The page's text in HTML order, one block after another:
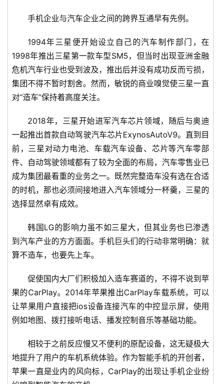
新
商
5
G
手机企业与汽车企业之间的跨界互通早有先例。
1994年三星便开始设立自己的汽车制作部门，在
1998年推出三星第一款车型SM5，但当时出现亚洲金融
危机汽车行业也受到波及，推出后并没有成功反而亏损，
集团不得不暂时割舍。然而，敏锐的商业嗅觉使三星一直
对“造车”保持着高度关注。
2018年，三星开始进军汽车芯片领域，随后与奥迪
一起推出首款自动驾驶汽车芯片ExynosAutoV9。直到目
前，三星对动力电池、车载汽车设备、芯片等汽车零部
件、自动驾驶领域都有了较为全面的布局，汽车零售业已
成为集团最看重的业务之一。既然完整造车没有选在合适
的时机，那也必须间接地进入汽车领域分一杯羹，三星的
选择显然卓有成效。
韩国LG的影响力虽不如三星大，但其业务也已渗透
到汽车产业的方方面面。手机巨头们的行动非常明确：就
算不造车，也要先上车。
促使国内大厂们积极加入造车赛道的，不得不说到苹
果的CarPlay。2014年苹果推出CarPlay车载系统，可以
让苹果用户直接把ios设备连接汽车的中控显示屏，使用
例如地图、拨打接听电话、播发控制音乐等基础功能。
相较于之前反应慢又不便利的原配设备，这无疑极大
地提升了用户的车机系统体验。作为智能手机的开创者，
苹果一直是业内的风向标，CarPlay的出现让手机企业纷